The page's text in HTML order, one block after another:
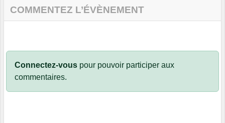
COMMENTEZ L’ÉVÈNEMENT
Connectez-vous pour pouvoir participer aux
commentaires.